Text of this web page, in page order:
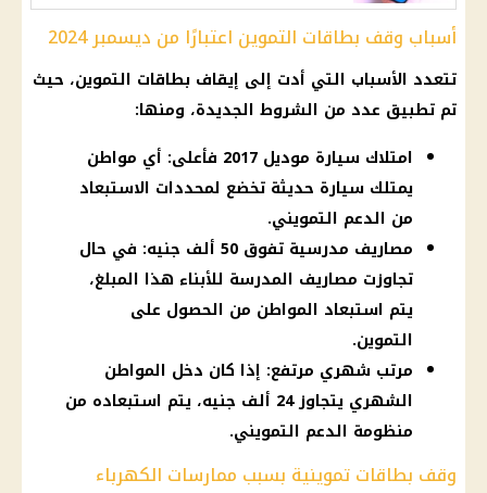
أسباب وقف بطاقات التموين اعتبارًا من ديسمبر 2024
تتعدد الأسباب التي أدت إلى إيقاف بطاقات التموين، حيث
تم تطبيق عدد من الشروط الجديدة، ومنها:
امتلاك سيارة موديل 2017 فأعلى: أي مواطن
يمتلك سيارة حديثة تخضع لمحددات الاستبعاد
من الدعم التمويني.
مصاريف مدرسية تفوق 50 ألف جنيه: في حال
تجاوزت مصاريف المدرسة للأبناء هذا المبلغ،
يتم استبعاد المواطن من الحصول على
التموين.
مرتب شهري مرتفع: إذا كان دخل المواطن
الشهري يتجاوز 24 ألف جنيه، يتم استبعاده من
منظومة الدعم التمويني.
وقف بطاقات تموينية بسبب ممارسات الكهرباء